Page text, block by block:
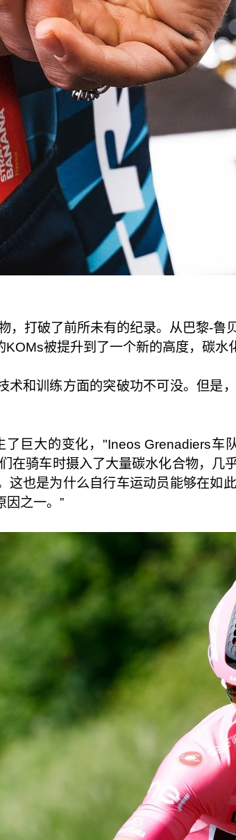
，打破了前所未有的纪录。从巴黎-鲁
被提升到了一个新的高度，碳水
术和训练方面的突破功不可没。但是
巨大的变化，"Ineos Grenadiers车
在骑车时摄入了大量碳水化合物，几
这也是为什么自行车运动员能够在如
因之一。”